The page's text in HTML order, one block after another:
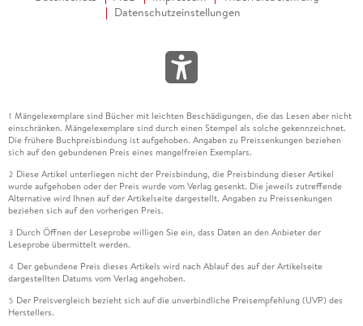
Datenschutzeinstellungen
1 Mängelexemplare sind Bücher mit leichten Beschädigungen, die das Lesen aber nicht
einschränken. Mängelexemplare sind durch einen Stempel als solche gekennzeichnet.
Die frühere Buchpreisbindung ist aufgehoben. Angaben zu Preissenkungen beziehen
sich auf den gebundenen Preis eines mangelfreien Exemplars.
2 Diese Artikel unterliegen nicht der Preisbindung, die Preisbindung dieser Artikel
wurde aufgehoben oder der Preis wurde vom Verlag gesenkt. Die jeweils zutreffende
Alternative wird Ihnen auf der Artikelseite dargestellt. Angaben zu Preissenkungen
beziehen sich auf den vorherigen Preis.
3 Durch Öffnen der Leseprobe willigen Sie ein, dass Daten an den Anbieter der
Leseprobe übermittelt werden.
4 Der gebundene Preis dieses Artikels wird nach Ablauf des auf der Artikelseite
dargestellten Datums vom Verlag angehoben.
5 Der Preisvergleich bezieht sich auf die unverbindliche Preisempfehlung (UVP) des
Herstellers.